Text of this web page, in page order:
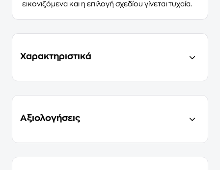
εικονιζόμενα και η επιλογή σχεδίου γίνεται τυχαία.
Χαρακτηριστικά
Αξιολογήσεις